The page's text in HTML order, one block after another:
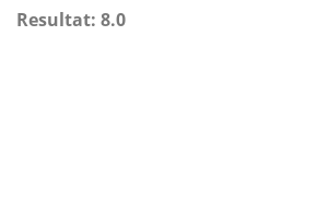
Resultat: 8.0